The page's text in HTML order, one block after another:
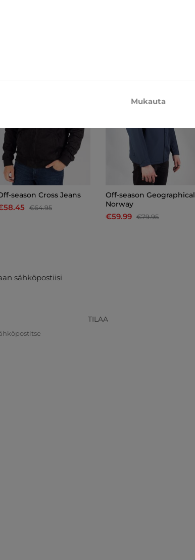
season Cross Jeans
€64.95
Off-season Geographical
Norway
€59.99 €79.95
sähköpostiisi
TILAA
Mukauta